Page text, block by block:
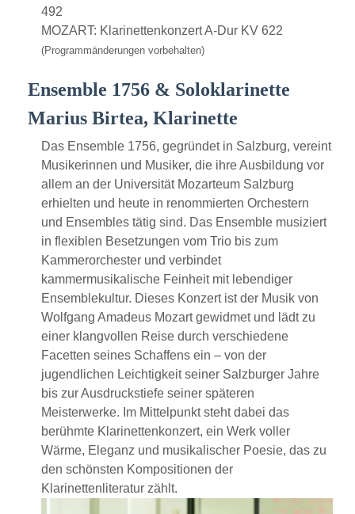
492
MOZART: Klarinettenkonzert A-Dur KV 622
(Programmänderungen vorbehalten)
Ensemble 1756 & Soloklarinette
Marius Birtea, Klarinette
Das Ensemble 1756, gegründet in Salzburg, vereint
Musikerinnen und Musiker, die ihre Ausbildung vor
allem an der Universität Mozarteum Salzburg
erhielten und heute in renommierten Orchestern
und Ensembles tätig sind. Das Ensemble musiziert
in flexiblen Besetzungen vom Trio bis zum
Kammerorchester und verbindet
kammermusikalische Feinheit mit lebendiger
Ensemblekultur. Dieses Konzert ist der Musik von
Wolfgang Amadeus Mozart gewidmet und lädt zu
einer klangvollen Reise durch verschiedene
Facetten seines Schaffens ein – von der
jugendlichen Leichtigkeit seiner Salzburger Jahre
bis zur Ausdruckstiefe seiner späteren
Meisterwerke. Im Mittelpunkt steht dabei das
berühmte Klarinettenkonzert, ein Werk voller
Wärme, Eleganz und musikalischer Poesie, das zu
den schönsten Kompositionen der
Klarinettenliteratur zählt.